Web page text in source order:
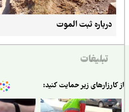
درباره ثبت الموت
تبلیغات
زیر حمایت کنید: